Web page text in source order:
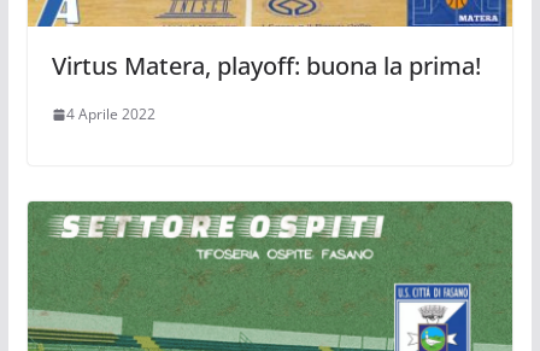
Virtus Matera, playoff: buona la prima!
4 Aprile 2022